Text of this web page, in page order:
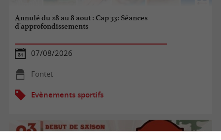
Annulé du 28 au 8 aout : Cap 33: Séances
d'approfondissements
07/08/2026
Fontet
Evènements sportifs